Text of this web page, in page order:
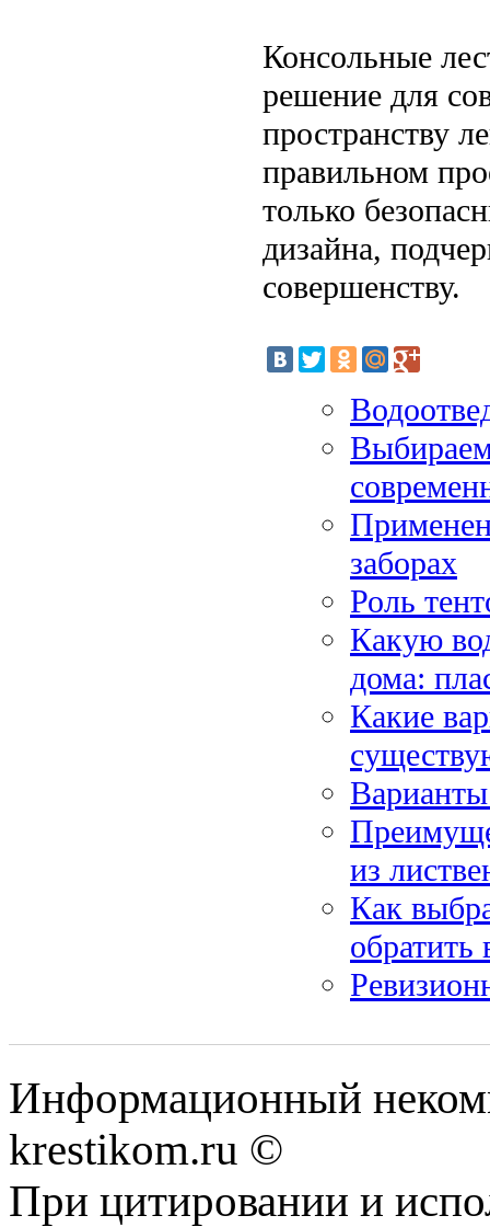
Консольные
решение для
пространству
правильном
только
дизайна,
совершенству.
заборах
Роль
Какую
дома:
Какие
из
Как
обратить
Информационный
krestikom.ru ©
При цитировании и